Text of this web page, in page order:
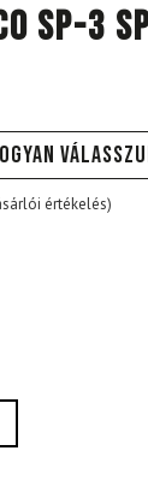
SP-3
értékelés)